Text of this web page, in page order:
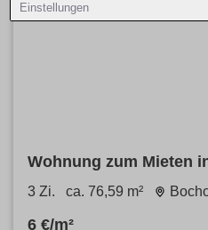
Einstellungen
Wohnung zum Mieten
76.59 m²
3 Zi. ca. 76,59 m²
6 €/m²